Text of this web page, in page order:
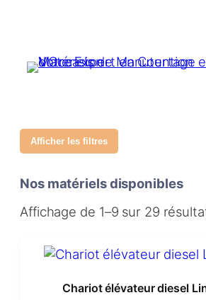
Afficher les filtres
Nos matériels disponibles
Affichage de 1–9 sur 29
Chariot élévateur diesel